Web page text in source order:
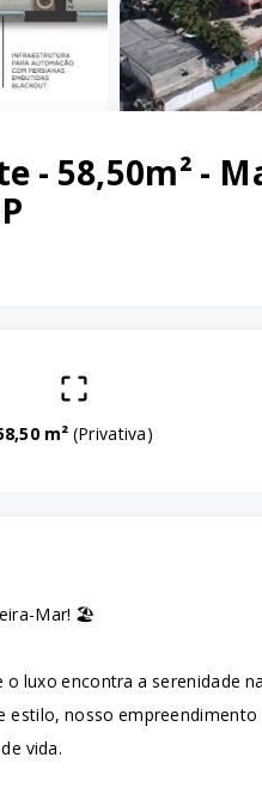
- 58,50m² -
m² (Privativa)
Mar! 🏖️
o luxo encontra a serenidade
estilo, nosso
vida.